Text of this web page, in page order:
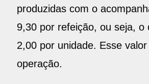
produzidas com o
9,30 por refeição, ou seja,
2,00 por unidade. Esse
operação.